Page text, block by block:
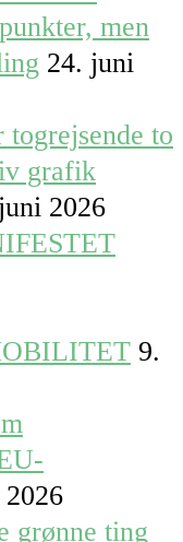
men
24. juni
to
grafik
2026
9.
grønne ting